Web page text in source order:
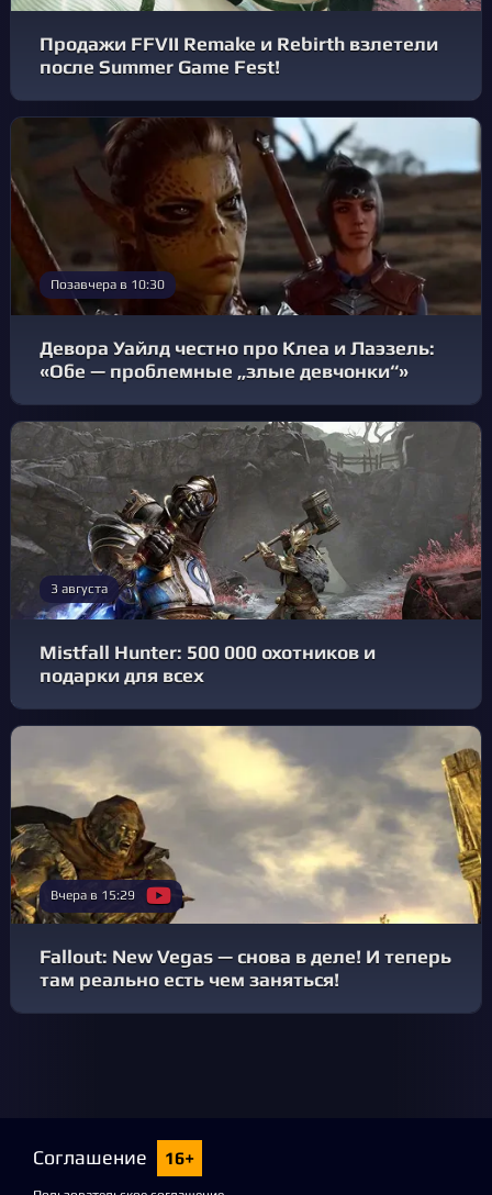
Продажи FFVII Remake и Rebirth взлетели
после Summer Game Fest!
Позавчера в 10:30
Девора Уайлд честно про Клеа и Лаэзель:
«Обе — проблемные „злые девчонки“»
3 августа
Mistfall Hunter: 500 000 охотников и
подарки для всех
Вчера в 15:29
Fallout: New Vegas — снова в деле! И теперь
там реально есть чем заняться!
Соглашение 16+